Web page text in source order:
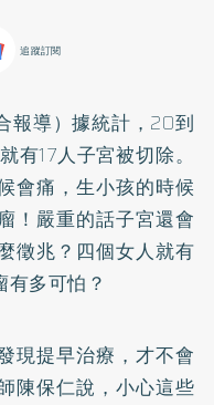
追蹤訂閱
報導）據統計，20到
17人子宮被切除。
會痛，生小孩的時候
！嚴重的話子宮還會
徵兆？四個女人就有
多可怕？
現提早治療，才不會
陳保仁說，小心這些